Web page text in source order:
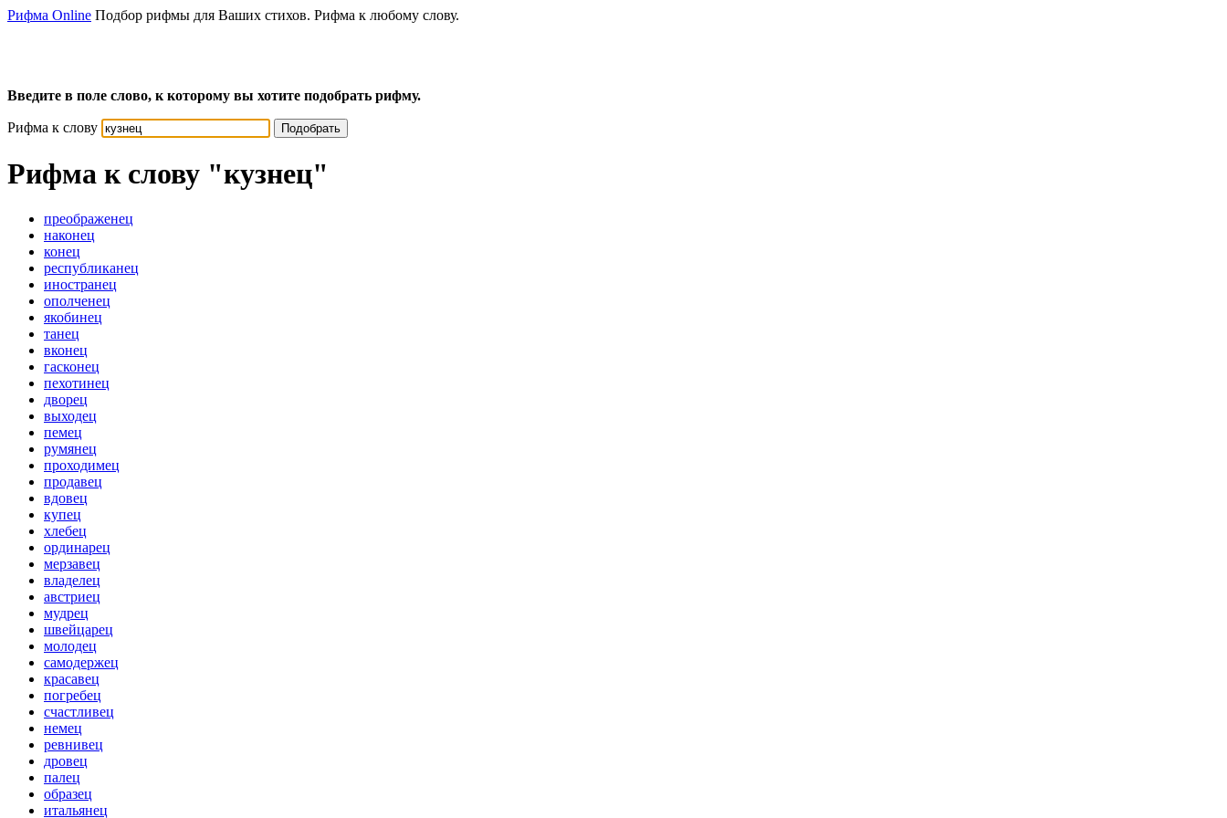
Рифма Online Подбор рифмы для Ваших стихов. Рифма к любому слову.
Введите в поле слово, к которому вы хотите подобрать рифму.
Рифма к слову Подобрать
Рифма к слову "кузнец"
преображенец
наконец
конец
республиканец
иностранец
ополченец
якобинец
танец
вконец
гасконец
пехотинец
дворец
выходец
пемец
румянец
проходимец
продавец
вдовец
купец
хлебец
ординарец
мерзавец
владелец
австриец
мудрец
швейцарец
молодец
самодержец
красавец
погребец
счастливец
немец
ревнивец
дровец
палец
образец
итальянец